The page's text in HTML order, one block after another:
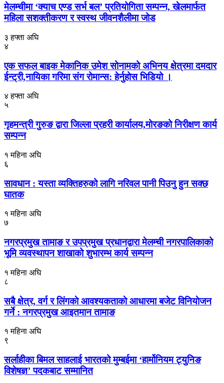
मेलम्चीमा ‘क्याच एण्ड सर्भ बल’ प्रतियोगिता सम्पन्न, खेलमार्फत
महिला सशक्तीकरण र स्वस्थ जीवनशैलीमा जोड
३ हफ्ता अघि
४
एक सफल बाइक मेकानिक उमेश सोनामको अभिनय क्षेत्रमा दमदार
ईन्ट्री,नायिका गरिमा संग रोमान्स: हेर्नुहोस भिडियो ।
४ हफ्ता अघि
५
गृहमन्त्री गुरुङ द्वारा जिल्ला प्रहरी कार्यालय,मोरङको निरीक्षण कार्य
सम्पन्न
१ महिना अघि
६
सावधान : यस्ता व्यक्तिहरुको लागि नरिवल पानी पिउनु हुन सक्छ
घातक
१ महिना अघि
७
नगरप्रमुख तामाङ र उपप्रमुख प्रधानद्वारा मेलम्ची नगरपालिकाको
भूमि व्यवस्थापन शाखाको शुभारम्भ कार्य सम्पन्न
१ महिना अघि
८
सबै क्षेत्र, वर्ग र लिंगकाे आवश्यकताकाे आधारमा बजेट विनियाेजन
गर्ने : नगरप्रमुख आइतमान तामाङ
१ महिना अघि
९
सर्लाहीका बिमल साहलाई भारतको मुम्बईमा ‘हार्मोनियम ट्युनिङ
विशेषज्ञ’ पदकबाट सम्मानित